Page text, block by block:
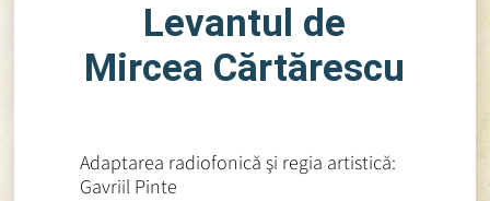
Levantul de
Mircea Cărtărescu
Adaptarea radiofonică şi regia artistică:
Gavriil Pinte